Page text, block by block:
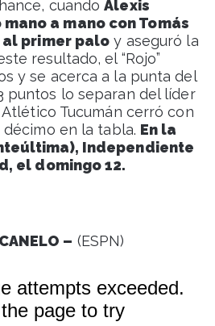
cuandoAlexis
a mano con Tomás
primer palo y aseguró la
resultado, el “Rojo”
y se acerca a la punta del
puntos lo separan del líder
Tucumán cerró con
en la tabla. En la
Independiente
el domingo 12.
– (ESPN)